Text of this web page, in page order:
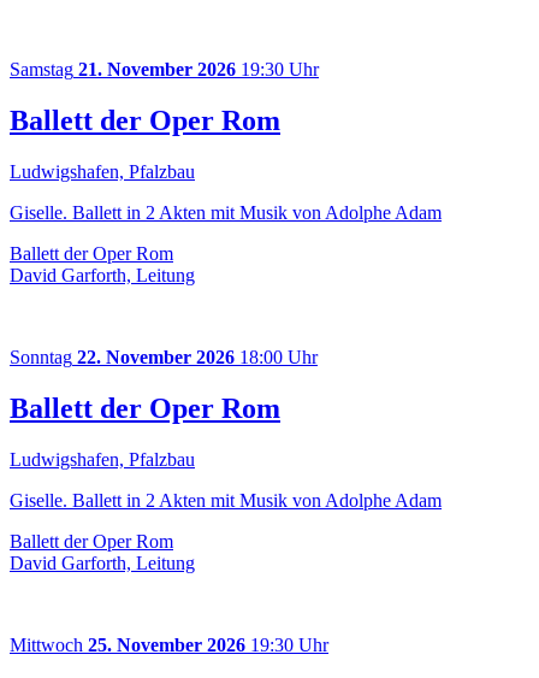
Samstag 21. November 2026 19:30 Uhr
Ballett der Oper Rom
Ludwigshafen, Pfalzbau
Giselle. Ballett in 2 Akten mit Musik von Adolphe Adam
Ballett der Oper Rom
David Garforth, Leitung
Sonntag 22. November 2026 18:00 Uhr
Ballett der Oper Rom
Ludwigshafen, Pfalzbau
Giselle. Ballett in 2 Akten mit Musik von Adolphe Adam
Ballett der Oper Rom
David Garforth, Leitung
Mittwoch 25. November 2026 19:30 Uhr